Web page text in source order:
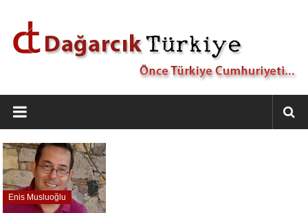
Dağarcık
Türkiye
Önce
Türkiye
Cumhuriyeti…
Enis Musluoğlu